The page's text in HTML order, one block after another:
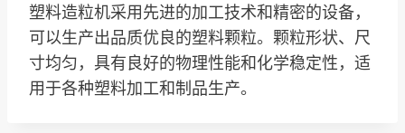
塑料造粒机采用先进的加工技术和精密的设备，
可以生产出品质优良的塑料颗粒。颗粒形状、尺
寸均匀，具有良好的物理性能和化学稳定性，适
用于各种塑料加工和制品生产。